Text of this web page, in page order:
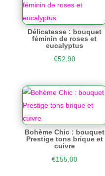
Délicatesse : bouquet
féminin de roses et
eucalyptus
€52,90
Bohème Chic : bouquet
Prestige tons brique et
cuivre
€155,00